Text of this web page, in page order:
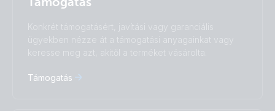
Suomalainen
Türkçe
Ελληνικά
Русский
Українська
中國人
Konkrét támogatásért, javítási vagy garanciális
ügyekben nézze át a támogatási anyagainkat vagy
keresse meg azt, akitől a terméket vásárolta.
Támogatás